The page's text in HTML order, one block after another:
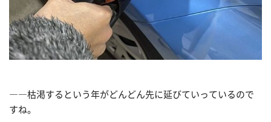
――枯渇するという年がどんどん先に延びていっているので
すね。